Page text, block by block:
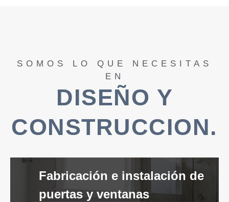
SOMOS LO QUE NECESITAS
EN
DISEÑO Y
CONSTRUCCION.
Fabricación e instalación de
puertas y ventanas